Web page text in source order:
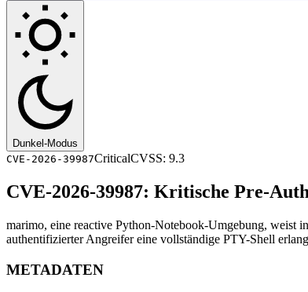
Dunkel-Modus
CVE-2026-39987CriticalCVSS: 9.3
CVE-2026-39987: Kritische Pre-
marimo, eine reactive Python-Notebook-Umgebung, weist
authentifizierter Angreifer eine vollständige PTY-Shell
METADATEN